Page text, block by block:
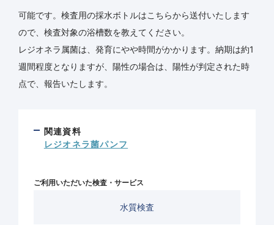
可能です。検査用の採水ボトルはこちらから送付いたします
ので、検査対象の浴槽数を教えてください。
レジオネラ属菌は、発育にやや時間がかかります。納期は約1
週間程度となりますが、陽性の場合は、陽性が判定された時
点で、報告いたします。
関連資料
レジオネラ菌パンフ
ご利用いただいた検査・サービス
水質検査